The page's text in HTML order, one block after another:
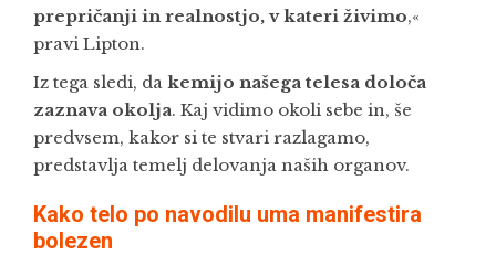
prepričanji in realnostjo, v kateri živimo,«
pravi Lipton.
Iz tega sledi, da kemijo našega telesa določa
zaznava okolja. Kaj vidimo okoli sebe in, še
predvsem, kakor si te stvari razlagamo,
predstavlja temelj delovanja naših organov.
Kako telo po navodilu uma manifestira
bolezen